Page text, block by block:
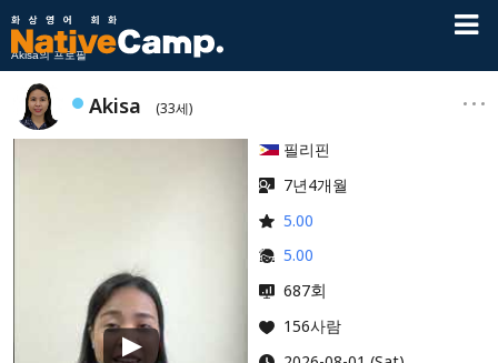
Akisa의 프로필
Akisa (33세)
필리핀
7년4개월
5.00
5.00
687회
156사람